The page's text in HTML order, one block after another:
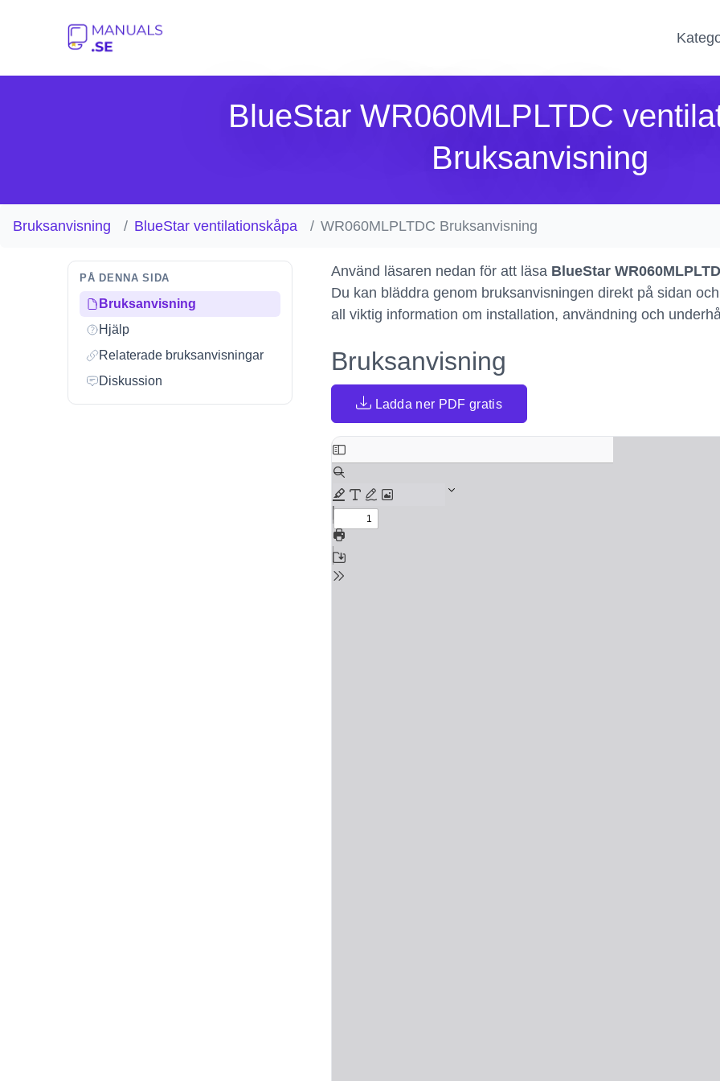
BlueStar WR060MLPLTDC
Bruksanvisning
Bruksanvisning BlueStar ventilationskåpa WR060MLPLTDC Bruksanvisning
PÅ DENNA SIDA
Bruksanvisning
Hjälp
Relaterade bruksanvisningar
Diskussion
Använd läsaren nedan för att läsa BlueStar
Du kan bläddra genom bruksanvisningen direkt på sidan
all viktig information om installation, användning och
Bruksanvisning
Ladda ner PDF gratis